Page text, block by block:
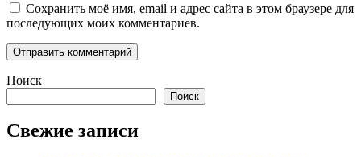
Сохранить моё имя, email и адрес сайта в этом браузере для
последующих моих комментариев.
Поиск
Поиск
Свежие записи